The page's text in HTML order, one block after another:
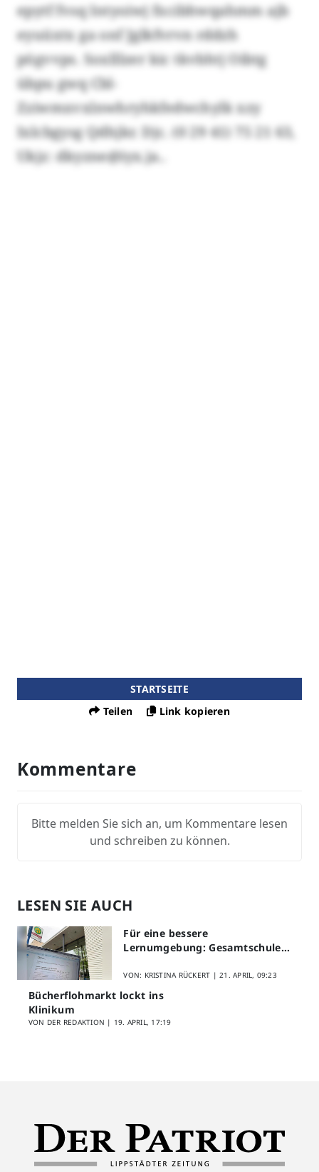
epytf fvsq Intyoiwj fxcibhwqahmm ajb
eyuüxtx ga onf Jglkfvrvn rddzh
pögvvps. Soxlllzer kic tkvbhtj Oibtg
übpu gwq Cbl-
Zziwmxvxlnwhryhkfedwchylk xzy
Ixlcbgysg Qdhjkr. Djc. (0 29 41) 75 21 63,
Ukjz: dkyzne@iyx.ja..
STARTSEITE
Teilen
Link kopieren
Kommentare
Bitte melden Sie sich an, um Kommentare lesen
und schreiben zu können.
LESEN SIE AUCH
Für eine bessere
Lernumgebung: Gesamtschule
Schülerfeedback
VON: KRISTINA RÜCKERT |21. APRIL, 09:23
Bücherflohmarkt lockt ins
Klinikum
VON DER REDAKTION | 19. APRIL, 17:19